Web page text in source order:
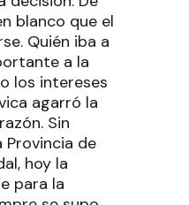
blanco que el
Quién iba a
a la
los intereses
agarró la
Sin
Provincia de
hoy la
para la